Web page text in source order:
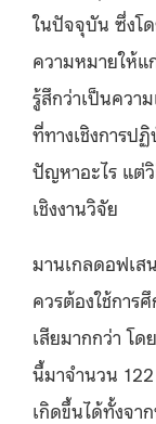
ในปัจจุบัน ซึ่งโ
ความหมายให้แ
รู้สึกว่าเป็นควา
ที่ทางเชิงการป
ปัญหาอะไร แต่
เชิงงานวิจัย
มานเกลดอฟเส
ควรต้องใช้การ
เสียมากกว่า โด
นี้มาจำนวน
เกิดขึ้นได้ทั้งจา